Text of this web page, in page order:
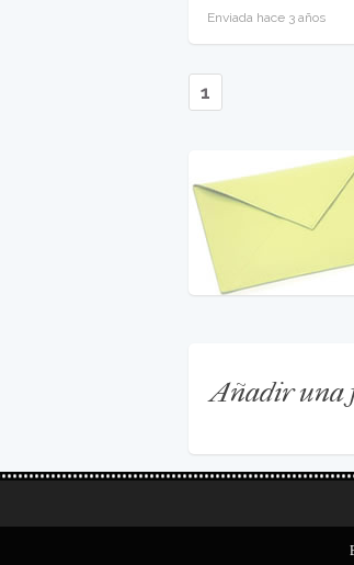
Enviada hace 3 años
1
Añadir una